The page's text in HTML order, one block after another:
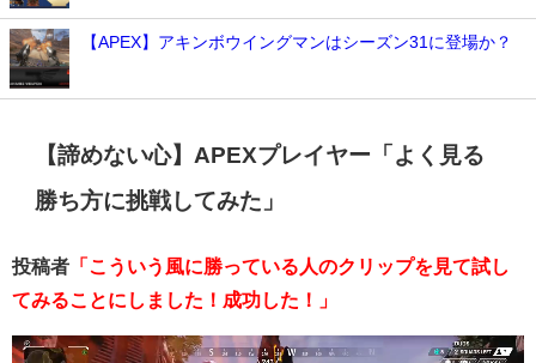
【APEX】アキンボウイングマンはシーズン31に登場か？
【諦めない心】APEXプレイヤー「よく見る
勝ち方に挑戦してみた」
投稿者 「こういう風に勝っている人のクリップを見て試し
てみることにしました！成功した！」
動